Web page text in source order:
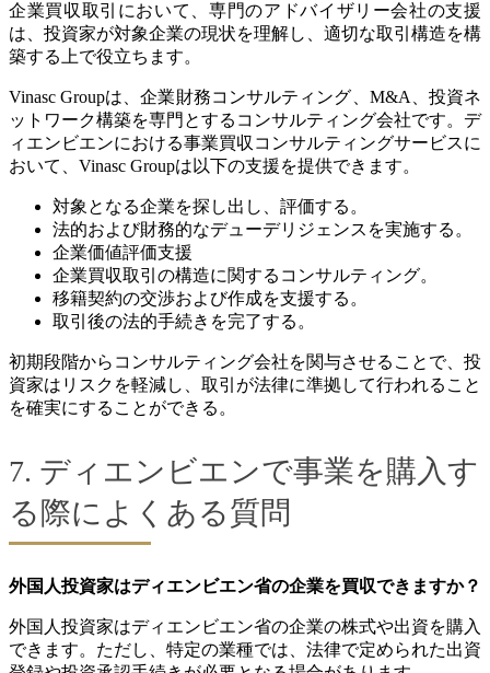
企業買収取引において、専門のアドバイザリー会社の支援
は、投資家が対象企業の現状を理解し、適切な取引構造を構
築する上で役立ちます。
Vinasc Groupは、企業財務コンサルティング、M&A、投資ネ
ットワーク構築を専門とするコンサルティング会社です。デ
ィエンビエンにおける事業買収コンサルティングサービスに
おいて、Vinasc Groupは以下の支援を提供できます。
対象となる企業を探し出し、評価する。
法的および財務的なデューデリジェンスを実施する。
企業価値評価支援
企業買収取引の構造に関するコンサルティング。
移籍契約の交渉および作成を支援する。
取引後の法的手続きを完了する。
初期段階からコンサルティング会社を関与させることで、投
資家はリスクを軽減し、取引が法律に準拠して行われること
を確実にすることができる。
7. ディエンビエンで事業を購入す
る際によくある質問
外国人投資家はディエンビエン省の企業を買収できますか？
外国人投資家はディエンビエン省の企業の株式や出資を購入
できます。ただし、特定の業種では、法律で定められた出資